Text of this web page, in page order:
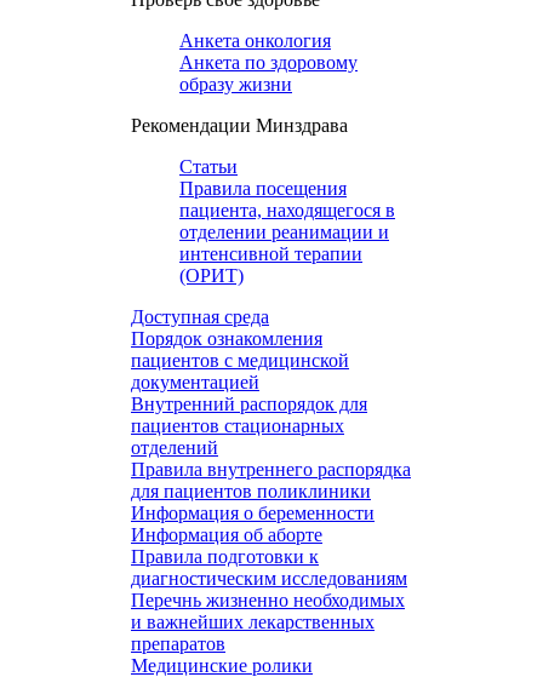
Анкета онкология
Анкета по здоровому
образу жизни
Рекомендации Минздрава
Статьи
Правила посещения
пациента, находящегося в
отделении реанимации и
интенсивной терапии
(ОРИТ)
Доступная среда
Порядок ознакомления
пациентов с медицинской
документацией
Внутренний распорядок для
пациентов стационарных
отделений
Правила внутреннего распорядка
для пациентов поликлиники
Информация о беременности
Информация об аборте
Правила подготовки к
диагностическим исследованиям
Перечнь жизненно необходимых
и важнейших лекарственных
препаратов
Медицинские ролики